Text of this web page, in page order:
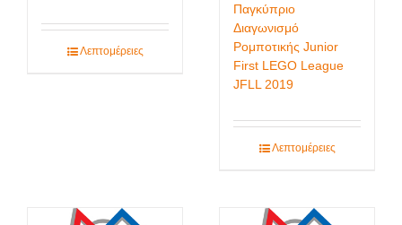
Λεπτομέρειες
Παγκύπριο
Διαγωνισμό
Ρομποτικής Junior
First LEGO League
JFLL 2019
Λεπτομέρειες